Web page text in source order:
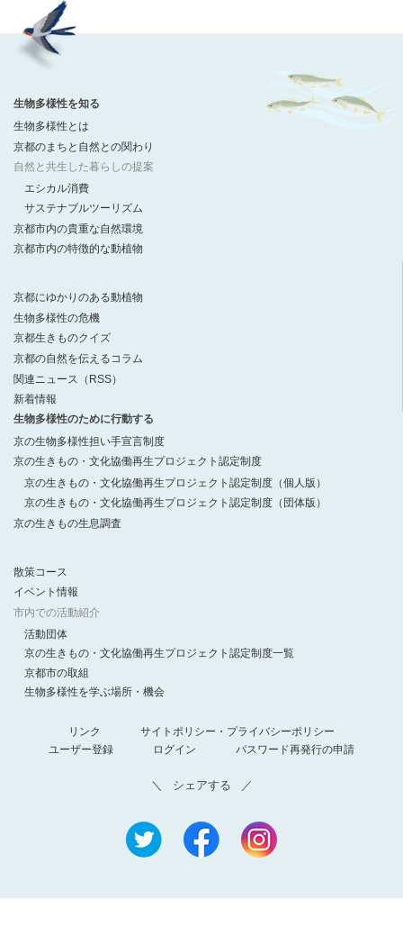
生物多様性を知る
生物多様性とは
京都のまちと自然との関わり
自然と共生した暮らしの提案
エシカル消費
サステナブルツーリズム
京都市内の貴重な自然環境
京都市内の特徴的な動植物
京都にゆかりのある動植物
生物多様性の危機
京都生きものクイズ
京都の自然を伝えるコラム
関連ニュース（RSS）
新着情報
生物多様性のために行動する
京の生物多様性担い手宣言制度
京の生きもの・文化協働再生プロジェクト認定制度
京の生きもの・文化協働再生プロジェクト認定制度（個人版）
京の生きもの・文化協働再生プロジェクト認定制度（団体版）
京の生きもの生息調査
散策コース
イベント情報
市内での活動紹介
活動団体
京の生きもの・文化協働再生プロジェクト認定制度一覧
京都市の取組
生物多様性を学ぶ場所・機会
リンク
サイトポリシー・プライバシーポリシー
ユーザー登録
ログイン パスワード再発行の申請
シェアする